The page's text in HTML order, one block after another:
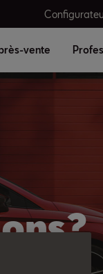
vente